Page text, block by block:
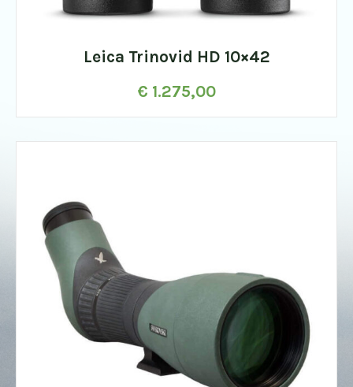
Leica Trinovid HD 10×42
€ 1.275,00